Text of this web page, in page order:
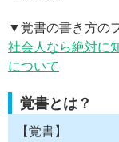
▼覚書の書き方の
社会人なら絶対に
について
覚書とは？
【覚書】